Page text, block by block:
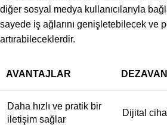
diğer sosyal medya kullanıcılarıyla
sayede iş ağlarını genişletebilecek ve
artırabileceklerdir.
AVANTAJLAR
Daha hızlı ve pratik bir
iletişim sağlar
Dijital